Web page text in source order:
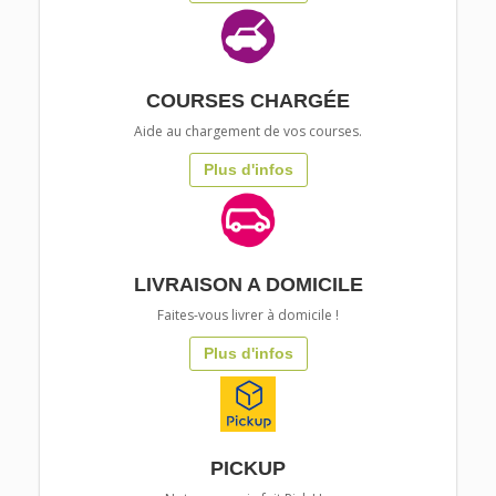
COURSES CHARGÉE
Aide au chargement de vos courses.
Plus d'infos
LIVRAISON A DOMICILE
Faites-vous livrer à domicile !
Plus d'infos
PICKUP